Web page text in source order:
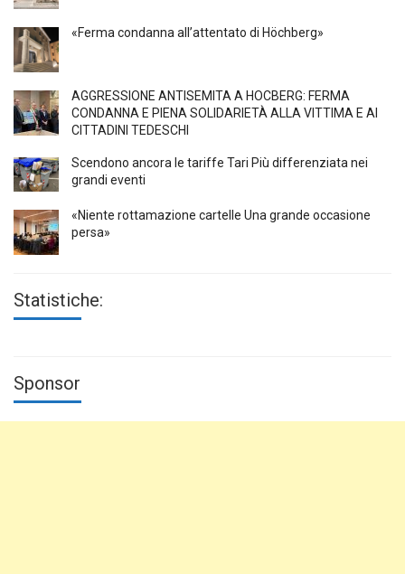
«Ferma condanna all’attentato di Höchberg»
AGGRESSIONE ANTISEMITA A HÖCBERG: FERMA
CONDANNA E PIENA SOLIDARIETÀ ALLA VITTIMA E AI
CITTADINI TEDESCHI
Scendono ancora le tariffe Tari Più differenziata nei
grandi eventi
«Niente rottamazione cartelle Una grande occasione
persa»
Statistiche:
Sponsor